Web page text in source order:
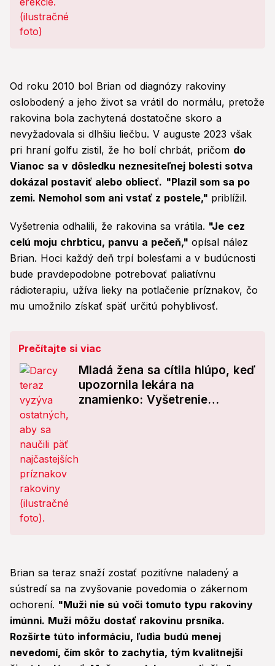
Od roku 2010 bol Brian od diagnózy rakoviny
oslobodený a jeho život sa vrátil do normálu, pretože
rakovina bola zachytená dostatočne skoro a
nevyžadovala si dlhšiu liečbu. V auguste 2023 však
pri hraní golfu zistil, že ho bolí chrbát, pričom do
Vianoc sa v dôsledku neznesiteľnej bolesti sotva
dokázal postaviť alebo obliecť. "Plazil som sa po
zemi. Nemohol som ani vstať z postele," priblížil.
Vyšetrenia odhalili, že rakovina sa vrátila. "Je cez
celú moju chrbticu, panvu a pečeň," opísal nález
Brian. Hoci každý deň trpí bolesťami a v budúcnosti
bude pravdepodobne potrebovať paliatívnu
rádioterapiu, užíva lieky na potlačenie príznakov, čo
mu umožnilo získať späť určitú pohyblivosť.
Prečítajte si viac
Mladá žena sa cítila hlúpo, keď
upozornila lekára na
znamienko: Vyšetrenie
Brian sa teraz snaží zostať pozitívne naladený a
sústredí sa na zvyšovanie povedomia o zákernom
ochorení. "Muži nie sú voči tomuto typu rakoviny
imúnni. Muži môžu dostať rakovinu prsníka.
Rozšírte túto informáciu, ľudia budú menej
nevedomí, čím skôr to zachytia, tým kvalitnejší